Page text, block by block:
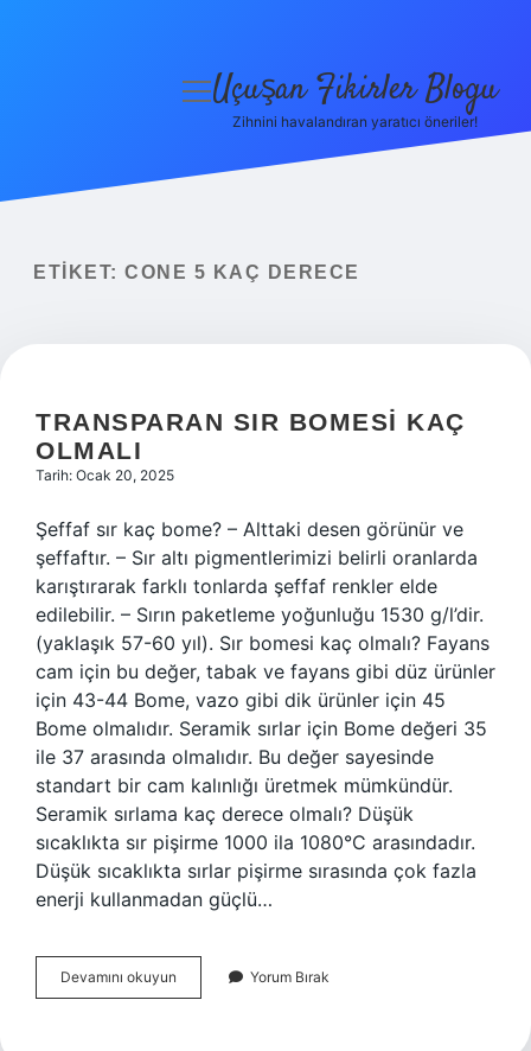
Yasal Uyarı
menüyü
Uçuşan Fikirler Blogu
Zihnini havalandıran yaratıcı öneriler!
ETIKET: CONE 5 KAÇ DERECE
TRANSPARAN SIR BOMESI KAÇ
OLMALI
Tarih: Ocak 20, 2025
Şeffaf sır kaç bome? – Alttaki desen görünür ve
şeffaftır. – Sır altı pigmentlerimizi belirli oranlarda
karıştırarak farklı tonlarda şeffaf renkler elde
edilebilir. – Sırın paketleme yoğunluğu 1530 g/l’dir.
(yaklaşık 57-60 yıl). Sır bomesi kaç olmalı? Fayans
cam için bu değer, tabak ve fayans gibi düz ürünler
için 43-44 Bome, vazo gibi dik ürünler için 45
Bome olmalıdır. Seramik sırlar için Bome değeri 35
ile 37 arasında olmalıdır. Bu değer sayesinde
standart bir cam kalınlığı üretmek mümkündür.
Seramik sırlama kaç derece olmalı? Düşük
sıcaklıkta sır pişirme 1000 ila 1080°C arasındadır.
Düşük sıcaklıkta sırlar pişirme sırasında çok fazla
enerji kullanmadan güçlü…
Devamını okuyun Transparan
Sır
Yorum Bırak